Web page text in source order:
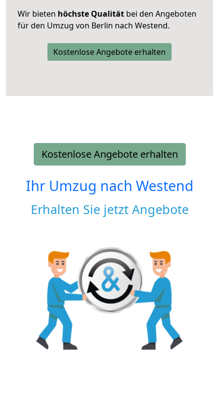
Wir bieten höchste Qualität bei den Angeboten
für den Umzug von Berlin nach Westend.
Kostenlose Angebote erhalten
Kostenlose Angebote erhalten
Ihr Umzug nach Westend
Erhalten Sie jetzt Angebote